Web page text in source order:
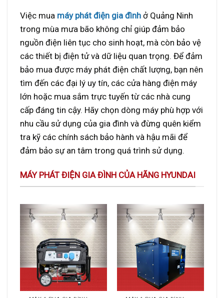
Việc mua máy phát điện gia đình ở Quảng Ninh
trong mùa mưa bão không chỉ giúp đảm bảo
nguồn điện liên tục cho sinh hoạt, mà còn bảo vệ
các thiết bị điện tử và dữ liệu quan trọng. Để đảm
bảo mua được máy phát điện chất lượng, bạn nên
tìm đến các đại lý uy tín, các cửa hàng điện máy
lớn hoặc mua sắm trực tuyến từ các nhà cung
cấp đáng tin cậy. Hãy chọn dòng máy phù hợp với
nhu cầu sử dụng của gia đình và đừng quên kiểm
tra kỹ các chính sách bảo hành và hậu mãi để
đảm bảo sự an tâm trong quá trình sử dụng.
MÁY PHÁT ĐIỆN GIA ĐÌNH CỦA HÃNG HYUNDAI